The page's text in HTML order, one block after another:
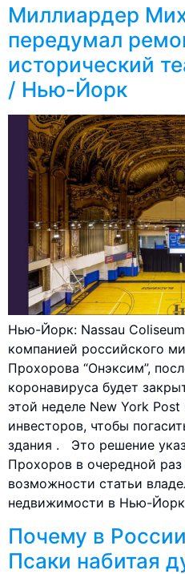
Миллиардер
передумал
исторический
/ Нью-Йорк
Нью-Йорк: Nassau
компанией российского
Прохорова “Онэксим”,
коронавируса будет
этой неделе New York
инвесторов, чтобы
здания . Это решение
Прохоров в очередной раз
возможности статьи
недвижимости в Нью-
Почему в
Псаки набитая